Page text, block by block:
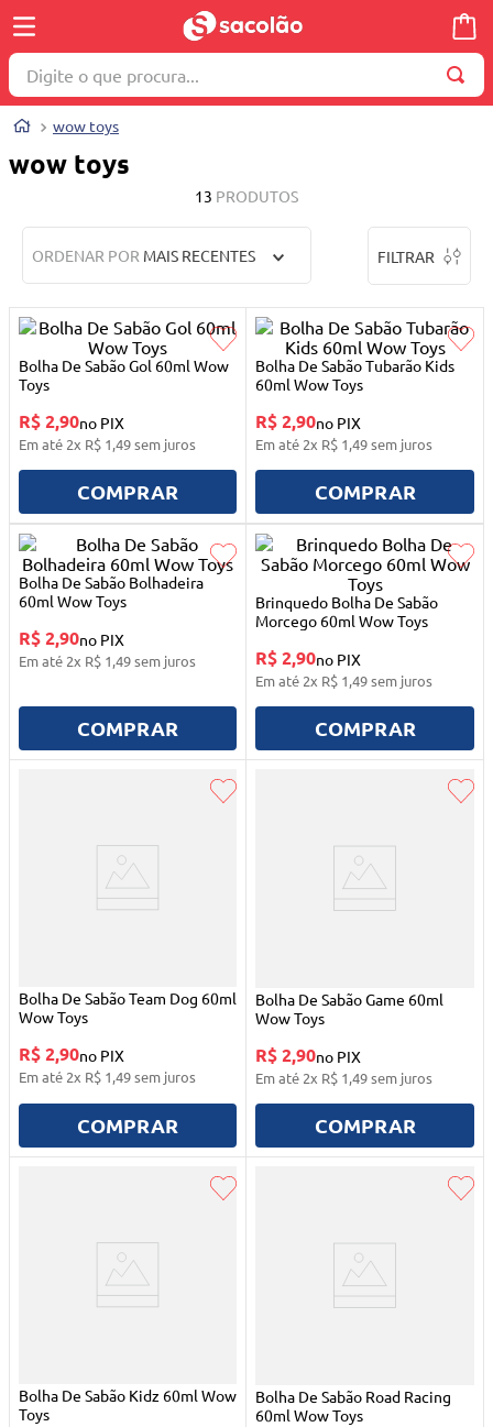
Digite o que procura...
wow toys
wow toys
13 PRODUTOS
ORDENAR POR MAIS RECENTES FILTRAR
Bolha De Sabão Gol 60ml Wow
Toys
R$ 2,90no PIX
Em até 2x R$ 1,49sem juros
COMPRAR
Bolha De Sabão Tubarão Kids
60ml Wow Toys
R$ 2,90no PIX
Em até 2x R$ 1,49sem juros
COMPRAR
Bolha De Sabão Bolhadeira
60ml Wow Toys
R$ 2,90no PIX
Em até 2x R$ 1,49sem juros
COMPRAR
Brinquedo Bolha De Sabão
Morcego 60ml Wow Toys
R$ 2,90no PIX
Em até 2x R$ 1,49sem juros
COMPRAR
Bolha De Sabão Team Dog 60ml
Wow Toys
R$ 2,90no PIX
Em até 2x R$ 1,49sem juros
COMPRAR
Bolha De Sabão Game 60ml
Wow Toys
R$ 2,90no PIX
Em até 2x R$ 1,49sem juros
COMPRAR
Bolha De Sabão Kidz 60ml Wow
Toys
Bolha De Sabão Road Racing
60ml Wow Toys
2º
brinquedo
3º
máquina costura
5º
cosmetico
carrinho reversível
7º
truss
8º
mesa dobrável notebook
quadriciclo